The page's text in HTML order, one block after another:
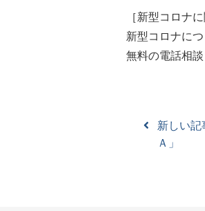
［新型コロナ
新型コロナに
無料の電話相
新しい記
Ａ」